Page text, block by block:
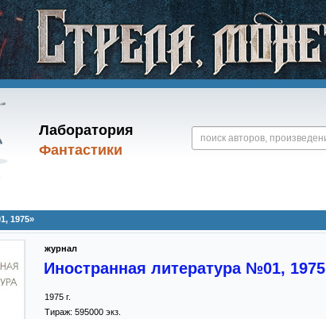
Лаборатория
Фантастики
1975»
журнал
Иностранная литература №01, 1975
1975 г.
Тираж: 595000 экз.